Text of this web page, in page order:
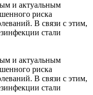
и актуальным
риска
В связи с этим,
стали
и актуальным
риска
В связи с этим,
стали